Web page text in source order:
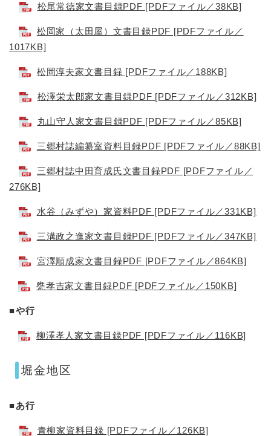
松尾常徳家文書目録PDF [PDFファイル／38KB]
松岡家（太田屋）文書目録PDF [PDFファイル／
1017KB]
松岡淳夫家文書目録 [PDFファイル／188KB]
松澤栄太郎家文書目録PDF [PDFファイル／312KB]
丸山守人家文書目録PDF [PDFファイル／85KB]
三郷村誌編纂室資料目録PDF [PDFファイル／88KB]
三郷村誌中田育成氏文書目録PDF [PDFファイル／
276KB]
水谷（みずや）家資料PDF [PDFファイル／331KB]
三溝政之進家文書目録PDF [PDFファイル／347KB]
宮澤順成家文書目録PDF [PDFファイル／864KB]
甕孝吉家文書目録PDF [PDFファイル／150KB]
■や行
柳澤孝人家文書目録PDF [PDFファイル／116KB]
堀金地区
■あ行
青柳家資料目録 [PDFファイル／126KB]